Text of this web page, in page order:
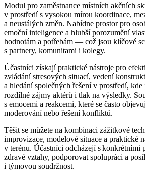
Modul pro zaměstnance místních akčních
v prostředí s vysokou mírou koordinace,
a neustálých změn. Nabídne prostor pro
emoční inteligence a hlubší porozumění
hodnotám a potřebám — což jsou klíčové
s partnery, komunitami i kolegy.
Účastníci získají praktické nástroje pro
zvládání stresových situací, vedení
a hledání společných řešení v prostředí,
rozdílné zájmy aktérů i tlak na výsledky.
s emocemi a reakcemi, které se často
moderování nebo řešení konfliktů.
Těšit se můžete na kombinaci zážitkové
improvizace, modelové situace a praktické
v terénu. Účastníci odcházejí s konkrétními
zdravé vztahy, podporovat spolupráci a
i týmovou soudržnost.